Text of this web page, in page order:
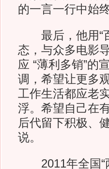
的一言一行中始
最后，他用“百
态，与众多电影
应 “薄利多销”的
调，希望让更多
工作生活都应老
浮。希望自己在
后代留下积极、
说。
2011年全国“